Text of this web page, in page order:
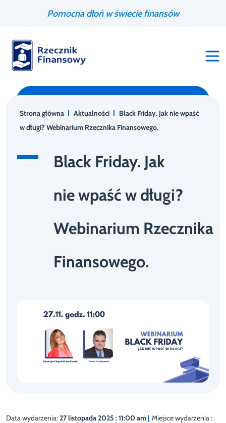
Pomocna dłoń w świecie finansów
Strona główna Aktualności
Black Friday. Jak nie wpaść
w długi? Webinarium Rzecznika Finansowego.
Black Friday. Jak
nie wpaść w długi?
Webinarium Rzecznika
Finansowego.
Data wydarzenia:27 listopada 2025 : 11:00 am| Miejsce wydarzenia :